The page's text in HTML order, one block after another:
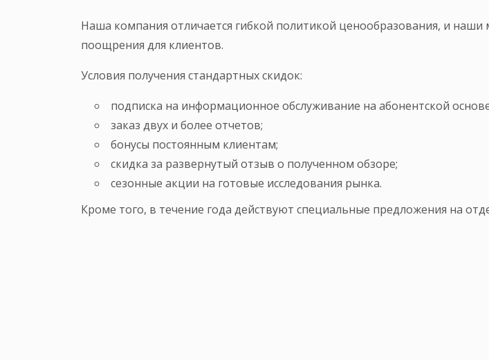
Наша компания отличается гибкой политикой ценообразования, и
поощрения для клиентов.
Условия получения стандартных скидок:
подписка на информационное обслуживание на абонентской
заказ двух и более отчетов;
бонусы постоянным клиентам;
скидка за развернутый отзыв о полученном обзоре;
сезонные акции на готовые исследования рынка.
Кроме того, в течение года действуют специальные предложения на